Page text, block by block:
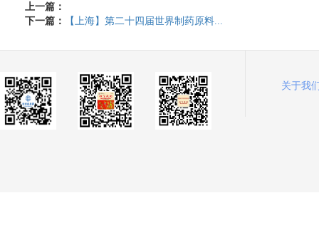
上一篇：
下一篇：
【上海】第二十四届世界制药原料...
关于我